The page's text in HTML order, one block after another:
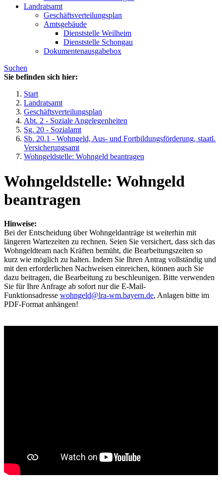
Landratsamt
Geschäftsverteilungsplan
Amtsgebäude
Dienststelle Weilheim
Dienststelle Schongau
Dokumentenausgabebox
Suchen
Sie befinden sich hier:
Start
Landratsamt
Geschäftsverteilungsplan
Abt. 2 - Soziale Angelegenheiten
Sg. 20 - Sozialamt
Sb. 20.1 - Wohngeld, Aus- und Fortbildungsförderung, staatl.
Versicherungsamt
Wohngeldstelle: Wohngeld beantragen
Wohngeldstelle: Wohngeld
beantragen
Hinweise:
Bei der Entscheidung über Wohngeldanträge ist weiterhin mit
längeren Wartezeiten zu rechnen. Seien Sie versichert, dass sich das
Wohngeldteam nach Kräften bemüht, die Bearbeitungszeiten so
kurz wie möglich zu halten. Indem Sie Ihren Antrag vollständig und
mit den erforderlichen Nachweisen einreichen, können auch Sie
dazu beitragen, die Bearbeitung zu beschleunigen. Bitte verwenden
Sie für Ihre Anfrage ab sofort nur die E-Mail-
Funktionsadresse wohngeld@lra-wm.bayern.de, Anlagen bitte im
PDF-Format anhängen!